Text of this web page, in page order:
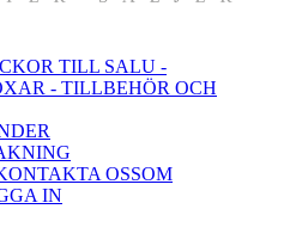
TILL SALU -
- TILLBEHÖR OCH
OSSOM
IN